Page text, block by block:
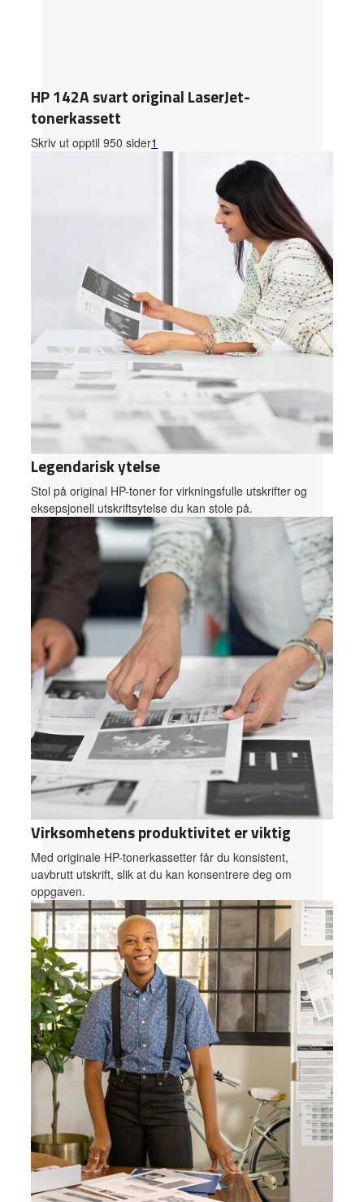
HP 142A svart original LaserJet-
tonerkassett
Skriv ut opptil 950 sider1
Legendarisk ytelse
Stol på original HP-toner for virkningsfulle utskrifter og
eksepsjonell utskriftsytelse du kan stole på.
Virksomhetens produktivitet er viktig
Med originale HP-tonerkassetter får du konsistent,
uavbrutt utskrift, slik at du kan konsentrere deg om
oppgaven.